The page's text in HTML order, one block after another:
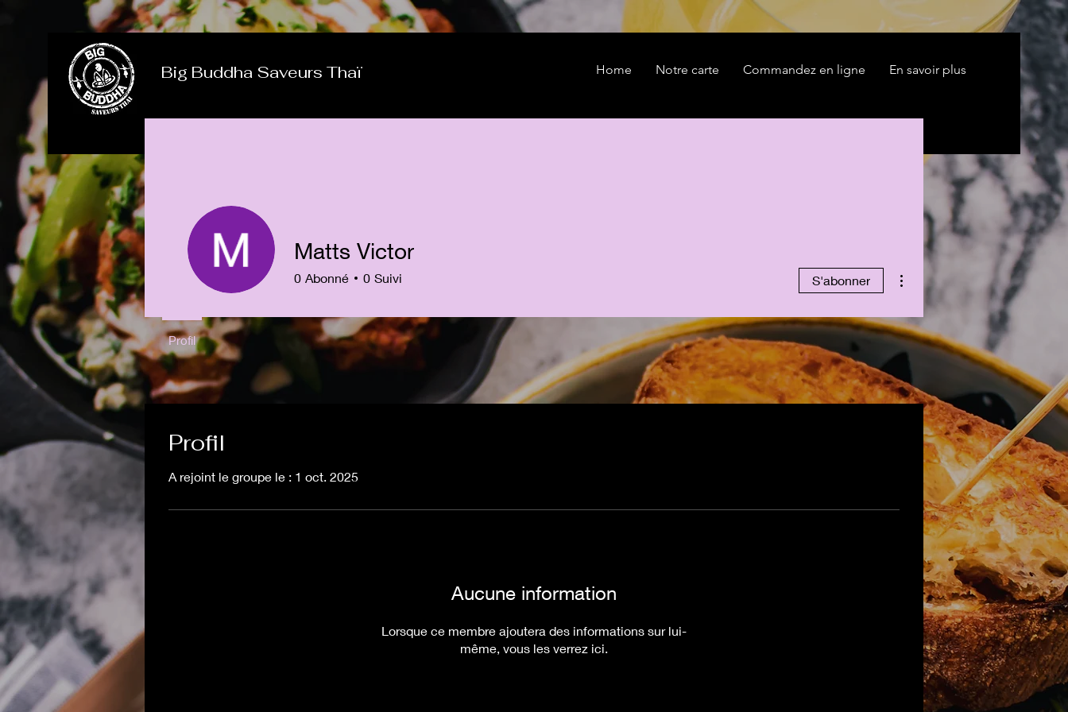
Big Buddha Saveurs Thaï Home Notre carte Commandez en ligne En savoir plus
Profil
A rejoint le groupe le : 1 oct. 2025
Aucune information
Lorsque ce membre ajoutera des informations sur lui-
même, vous les verrez ici.
Matts Victor
0 Abonné 0 Suivi S'abonner
Profil